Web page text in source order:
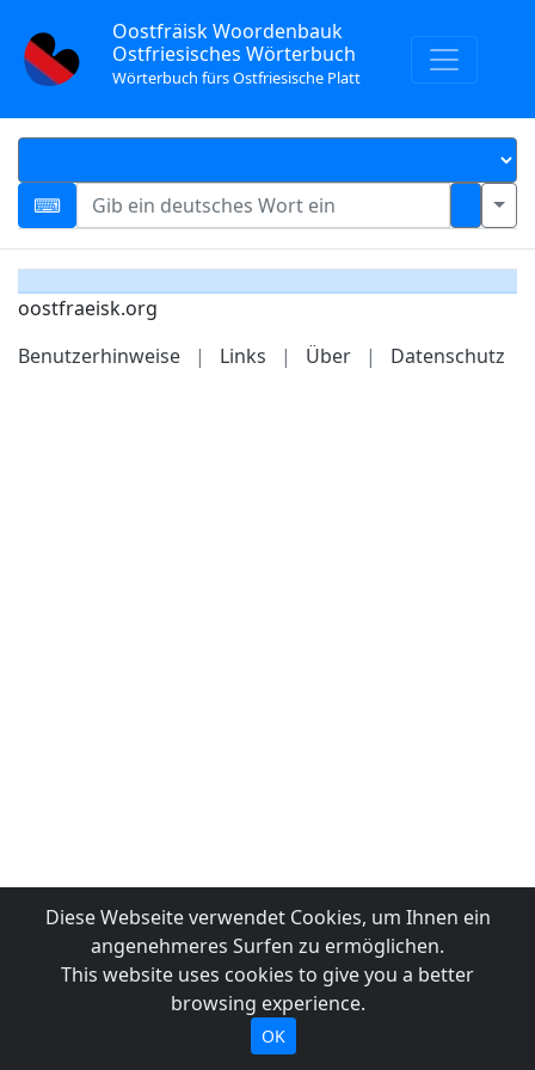
Oostfräisk Woordenbauk
Ostfriesisches Wörterbuch
Wörterbuch fürs Ostfriesische Platt
oostfraeisk.org
Benutzerhinweise
| Links | Über | Datenschutz
Diese Webseite verwendet Cookies, um Ihnen ein
angenehmeres Surfen zu ermöglichen.
This website uses cookies to give you a better
browsing experience.
OK